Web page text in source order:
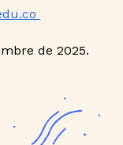
de 2025.